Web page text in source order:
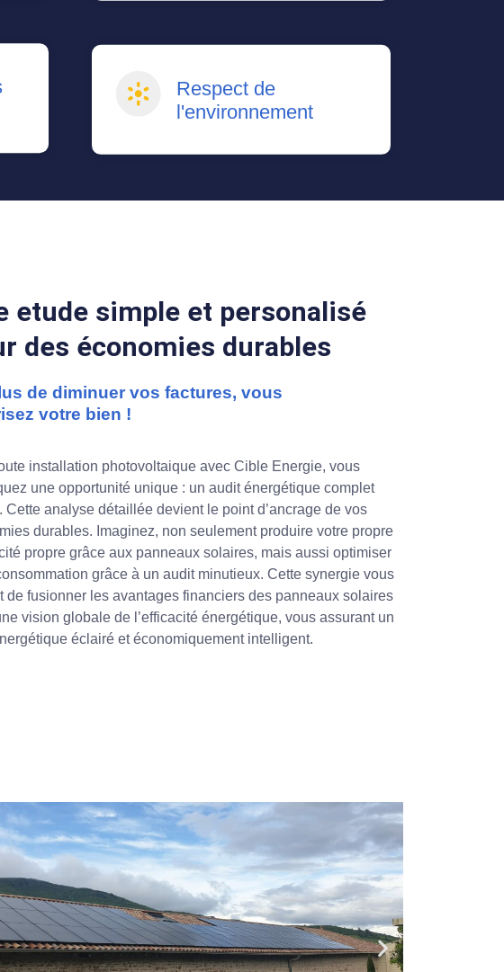
Respect de
l'environnement
etude simple et personalisé
des économies durables
de diminuer vos factures, vous
votre bien !
installation photovoltaique avec Cible Energie, vous
une opportunité unique : un audit énergétique complet
Cette analyse détaillée devient le point d’ancrage de vos
durables. Imaginez, non seulement produire votre propre
propre grâce aux panneaux solaires, mais aussi optimiser
grâce à un audit minutieux. Cette synergie vous
de fusionner les avantages financiers des panneaux solaires
vision globale de l’efficacité énergétique, vous assurant un
éclairé et économiquement intelligent.